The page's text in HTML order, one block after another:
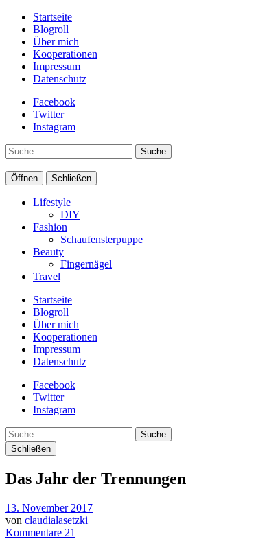
Startseite
Blogroll
Über mich
Kooperationen
Impressum
Datenschutz
Facebook
Twitter
Instagram
Suche
Öffnen Schließen
Lifestyle
DIY
Fashion
Schaufensterpuppe
Beauty
Fingernägel
Travel
Startseite
Blogroll
Über mich
Kooperationen
Impressum
Datenschutz
Facebook
Twitter
Instagram
Suche
Schließen
Das Jahr der Trennungen
13. November 2017
von claudialasetzki
Kommentare 21